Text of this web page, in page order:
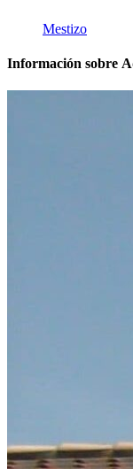
Mestizo
Información sobre